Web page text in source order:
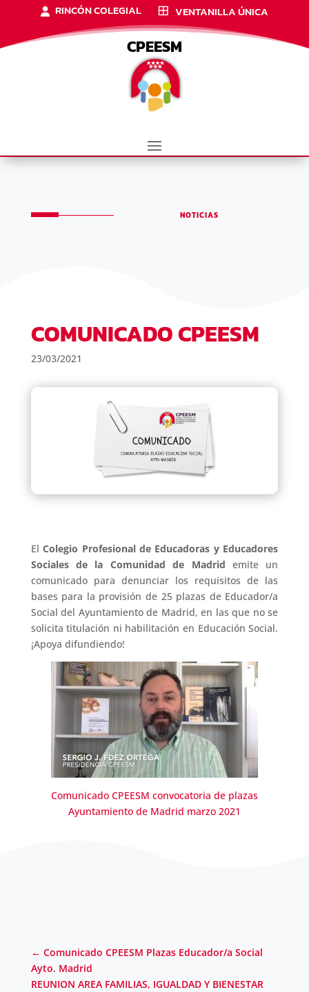
RINCÓN COLEGIAL VENTANILLA ÚNICA
CPEESM
NOTICIAS
COMUNICADO CPEESM
23/03/2021
ElColegio Profesional de Educadoras y Educadores
Sociales de la Comunidad de Madrid emite un
comunicado para denunciar los requisitos de las
bases para la provisión de 25 plazas de Educador/a
Social del Ayuntamiento de Madrid, en las que no se
solicita titulación ni habilitación en Educación Social.
¡Apoya difundiendo!
Comunicado CPEESM convocatoria de plazas
Ayuntamiento de Madrid marzo 2021
← Comunicado CPEESM Plazas Educador/a Social
Ayto. Madrid
REUNION AREA FAMILIAS, IGUALDAD Y BIENESTAR